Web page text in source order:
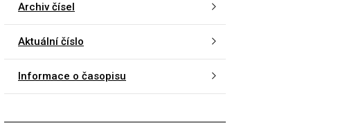
Archiv čísel
Aktuální číslo
Informace o časopisu